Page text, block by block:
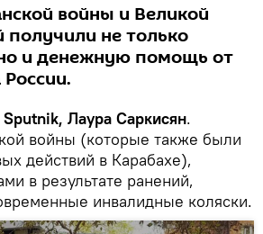
войны и Великой
получили не только
и денежную помощь от
Лаура Саркисян.
войны (которые также были
действий в Карабахе),
в результате ранений,
инвалидные коляски.